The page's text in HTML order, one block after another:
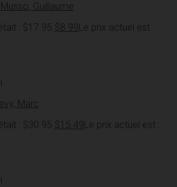
Guillaume
: $17.95. $8.99Le prix actuel est :
Marc
: $30.95. $15.49Le prix actuel est :